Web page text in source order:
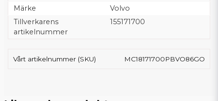
Märke
Volvo
Tillverkarens
artikelnummer
155171700
Vårt artikelnummer (SKU) MC18171700PBVO86GO